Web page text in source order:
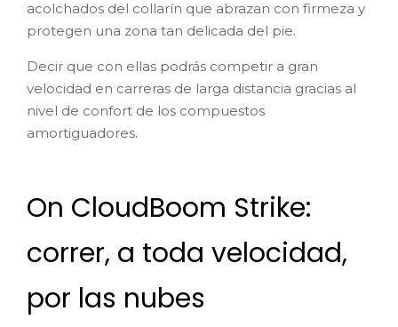
acolchados del collarín que abrazan con firmeza y
protegen una zona tan delicada del pie.
Decir que con ellas podrás competir a gran
velocidad en carreras de larga distancia gracias al
nivel de confort de los compuestos
amortiguadores.
On CloudBoom Strike:
correr, a toda velocidad,
por las nubes